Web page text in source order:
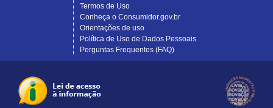
Termos de Uso
Conheça o Consumidor.gov.br
Orientações de uso
Política de Uso de Dados Pessoais
Perguntas Frequentes (FAQ)